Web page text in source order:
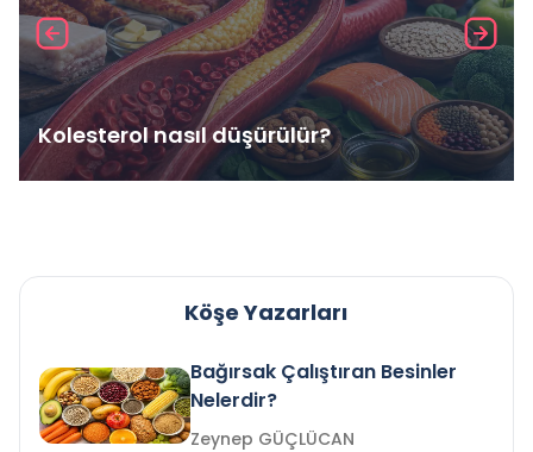
Kolesterol nasıl düşürülür?
Köşe Yazarları
Bağırsak Çalıştıran Besinler
Nelerdir?
Zeynep GÜÇLÜCAN